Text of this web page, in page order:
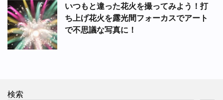
いつもと違った花火を撮ってみよう！打
ち上げ花火を露光間フォーカスでアート
で不思議な写真に！
検索